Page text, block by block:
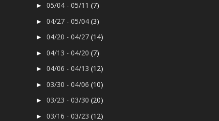
►05/04 - 05/11(7)
►04/27 - 05/04(3)
►04/20 - 04/27(14)
►04/13 - 04/20(7)
►04/06 - 04/13(12)
►03/30 - 04/06(10)
►03/23 - 03/30(20)
►03/16 - 03/23(12)